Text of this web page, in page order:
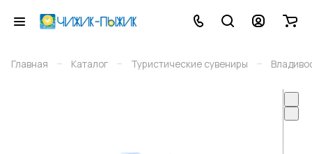
Главная – Каталог – Туристические сувениры –